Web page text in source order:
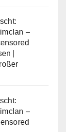
–
|
–